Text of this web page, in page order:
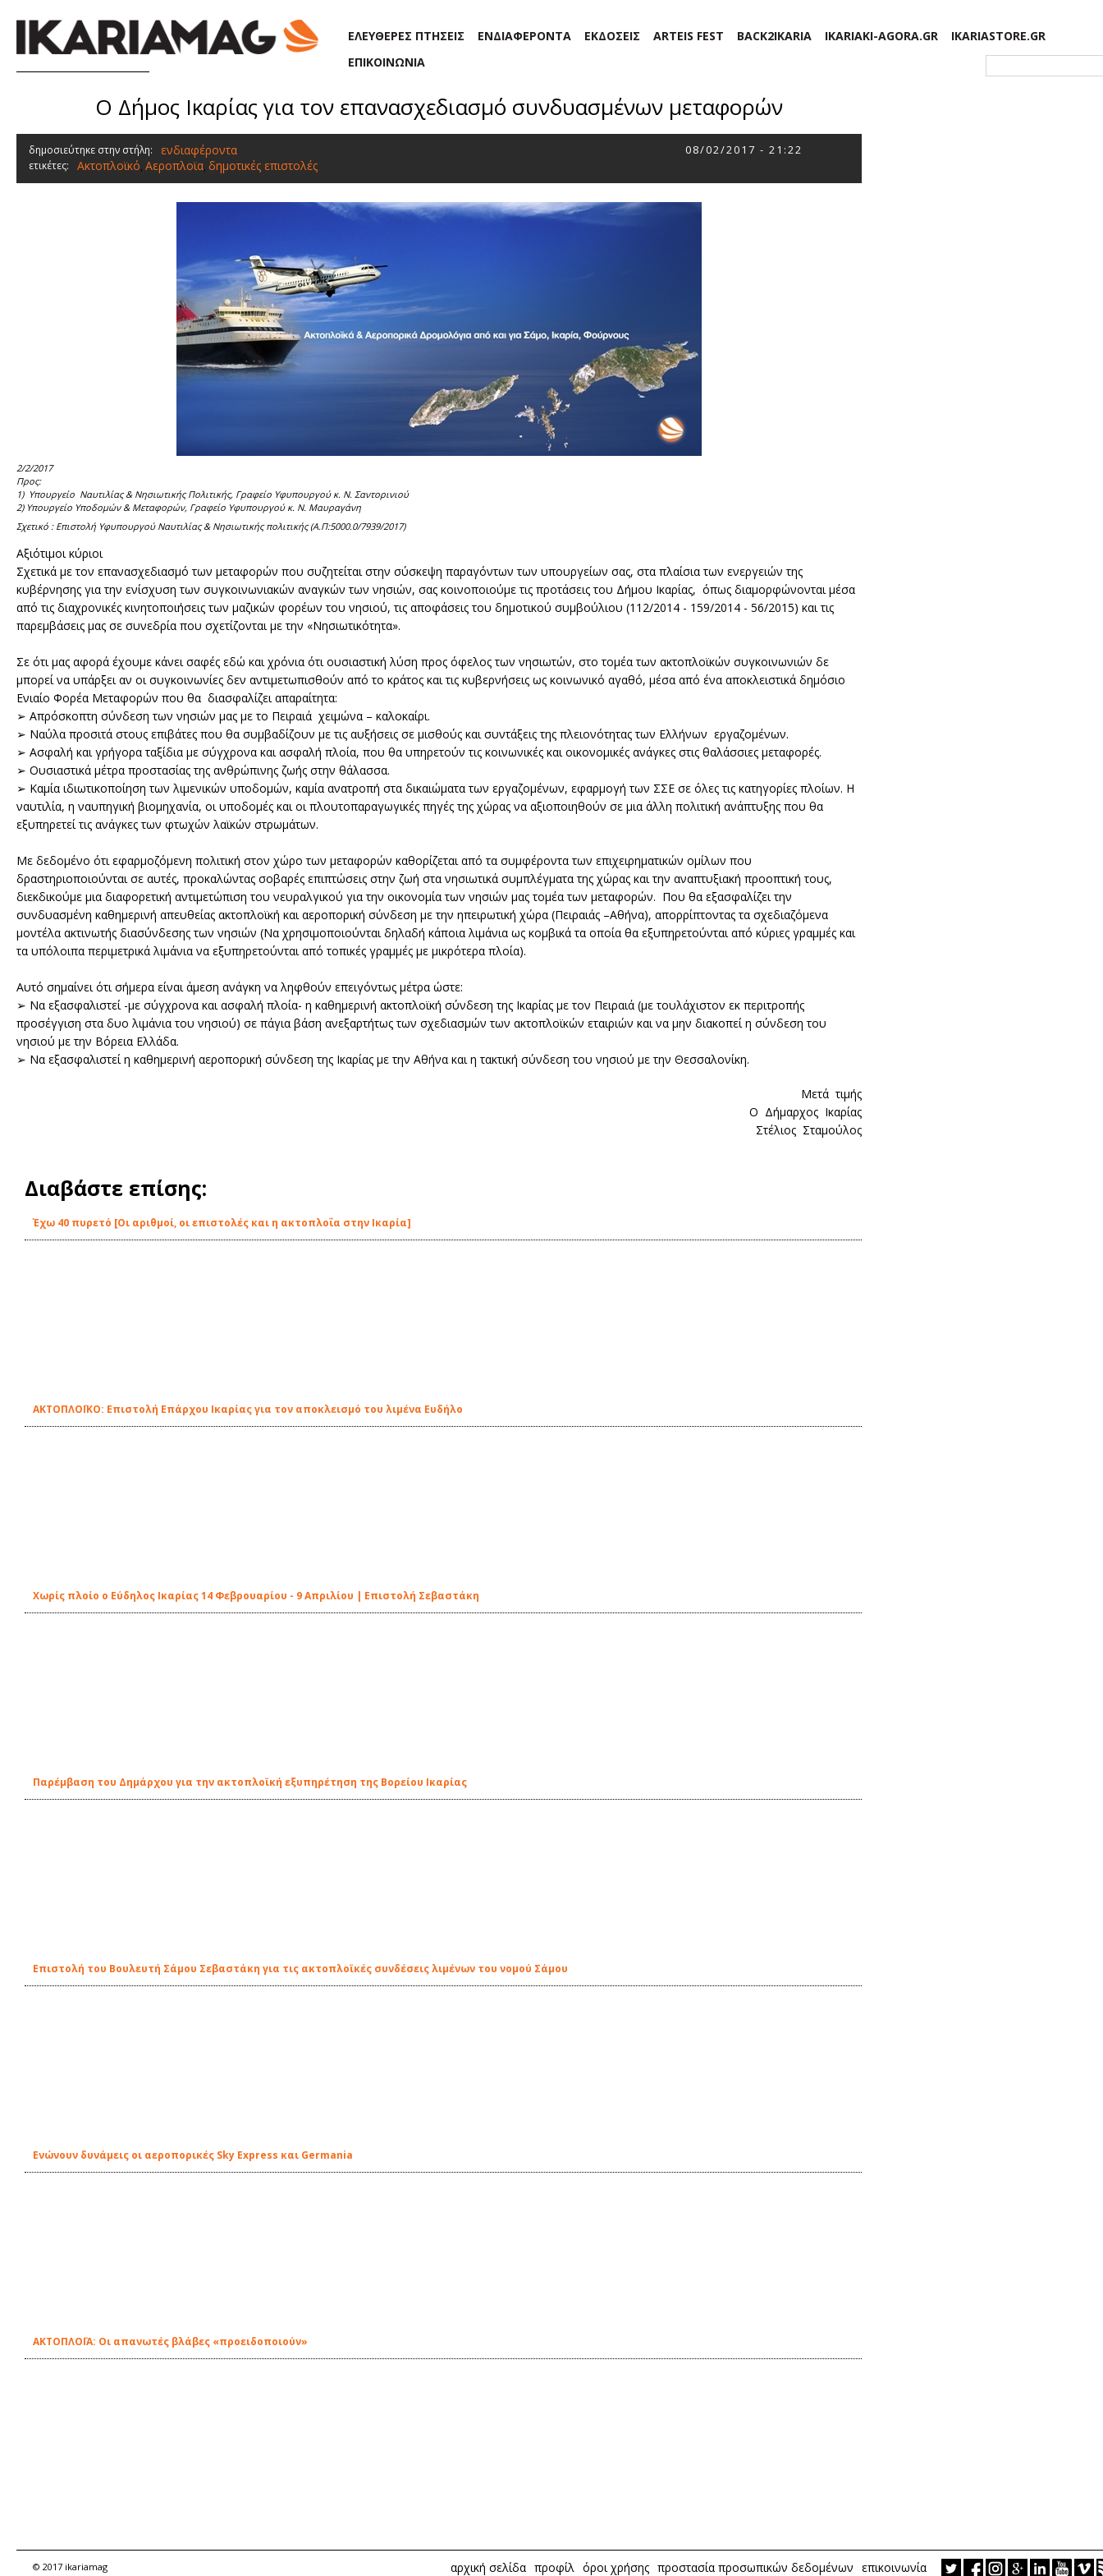
ΕΛΕΥΘΕΡΕΣ ΠΤΗΣΕΙΣ ΕΝΔΙΑΦΕΡΟΝΤΑ ΕΚΔΟΣΕΙΣ ARTEIS FEST BACK2IKARIA IKARIAKI-AGORA.GR
IKARIASTORE.GR
ΕΠΙΚΟΙΝΩΝΙΑ
O Δήμος Ικαρίας για τον επανασχεδιασμό συνδυασμένων μεταφορών
δημοσιεύτηκε στην στήλη: ενδιαφέροντα 08/02/2017 - 21:22
ετικέτες: Ακτοπλοϊκό, Αεροπλοϊα, δημοτικές επιστολές
2/2/2017
Προς:
1) Υπουργείο Ναυτιλίας & Νησιωτικής Πολιτικής, Γραφείο Υφυπουργού κ. Ν. Σαντορινιού
2) Υπουργείο Υποδομών & Μεταφορών, Γραφείο Υφυπουργού κ. Ν. Μαυραγάνη
Σχετικό : Επιστολή Υφυπουργού Ναυτιλίας & Νησιωτικής πολιτικής (Α.Π:5000.0/7939/2017)
Αξιότιμοι κύριοι
Σχετικά με τον επανασχεδιασμό των μεταφορών που συζητείται στην σύσκεψη παραγόντων των υπουργείων σας, στα πλαίσια των ενεργειών της
κυβέρνησης για την ενίσχυση των συγκοινωνιακών αναγκών των νησιών, σας κοινοποιούμε τις προτάσεις του Δήμου Ικαρίας, όπως διαμορφώνονται μέσα
από τις διαχρονικές κινητοποιήσεις των μαζικών φορέων του νησιού, τις αποφάσεις του δημοτικού συμβούλιου (112/2014 - 159/2014 - 56/2015) και τις
παρεμβάσεις μας σε συνεδρία που σχετίζονται με την «Νησιωτικότητα».
Σε ότι μας αφορά έχουμε κάνει σαφές εδώ και χρόνια ότι ουσιαστική λύση προς όφελος των νησιωτών, στο τομέα των ακτοπλοϊκών συγκοινωνιών δε
μπορεί να υπάρξει αν οι συγκοινωνίες δεν αντιμετωπισθούν από το κράτος και τις κυβερνήσεις ως κοινωνικό αγαθό, μέσα από ένα αποκλειστικά δημόσιο
Ενιαίο Φορέα Μεταφορών που θα διασφαλίζει απαραίτητα:
➢ Απρόσκοπτη σύνδεση των νησιών μας με το Πειραιά χειμώνα – καλοκαίρι.
➢ Ναύλα προσιτά στους επιβάτες που θα συμβαδίζουν με τις αυξήσεις σε μισθούς και συντάξεις της πλειονότητας των Ελλήνων εργαζομένων.
➢ Ασφαλή και γρήγορα ταξίδια με σύγχρονα και ασφαλή πλοία, που θα υπηρετούν τις κοινωνικές και οικονομικές ανάγκες στις θαλάσσιες μεταφορές.
➢ Ουσιαστικά μέτρα προστασίας της ανθρώπινης ζωής στην θάλασσα.
➢ Καμία ιδιωτικοποίηση των λιμενικών υποδομών, καμία ανατροπή στα δικαιώματα των εργαζομένων, εφαρμογή των ΣΣΕ σε όλες τις κατηγορίες πλοίων. Η
ναυτιλία, η ναυπηγική βιομηχανία, οι υποδομές και οι πλουτοπαραγωγικές πηγές της χώρας να αξιοποιηθούν σε μια άλλη πολιτική ανάπτυξης που θα
εξυπηρετεί τις ανάγκες των φτωχών λαϊκών στρωμάτων.
Με δεδομένο ότι εφαρμοζόμενη πολιτική στον χώρο των μεταφορών καθορίζεται από τα συμφέροντα των επιχειρηματικών ομίλων που
δραστηριοποιούνται σε αυτές, προκαλώντας σοβαρές επιπτώσεις στην ζωή στα νησιωτικά συμπλέγματα της χώρας και την αναπτυξιακή προοπτική τους,
διεκδικούμε μια διαφορετική αντιμετώπιση του νευραλγικού για την οικονομία των νησιών μας τομέα των μεταφορών. Που θα εξασφαλίζει την
συνδυασμένη καθημερινή απευθείας ακτοπλοϊκή και αεροπορική σύνδεση με την ηπειρωτική χώρα (Πειραιάς –Αθήνα), απορρίπτοντας τα σχεδιαζόμενα
μοντέλα ακτινωτής διασύνδεσης των νησιών (Να χρησιμοποιούνται δηλαδή κάποια λιμάνια ως κομβικά τα οποία θα εξυπηρετούνται από κύριες γραμμές και
τα υπόλοιπα περιμετρικά λιμάνια να εξυπηρετούνται από τοπικές γραμμές με μικρότερα πλοία).
Αυτό σημαίνει ότι σήμερα είναι άμεση ανάγκη να ληφθούν επειγόντως μέτρα ώστε:
➢ Να εξασφαλιστεί -με σύγχρονα και ασφαλή πλοία- η καθημερινή ακτοπλοϊκή σύνδεση της Ικαρίας με τον Πειραιά (με τουλάχιστον εκ περιτροπής
προσέγγιση στα δυο λιμάνια του νησιού) σε πάγια βάση ανεξαρτήτως των σχεδιασμών των ακτοπλοϊκών εταιριών και να μην διακοπεί η σύνδεση του
νησιού με την Βόρεια Ελλάδα.
➢ Να εξασφαλιστεί η καθημερινή αεροπορική σύνδεση της Ικαρίας με την Αθήνα και η τακτική σύνδεση του νησιού με την Θεσσαλονίκη.
Μετά τιμής
Ο Δήμαρχος Ικαρίας
Στέλιος Σταμούλος
Διαβάστε επίσης:
Έχω 40 πυρετό [Οι αριθμοί, οι επιστολές και η ακτοπλοΐα στην Ικαρία]
ΑΚΤΟΠΛΟΪΚΟ: Επιστολή Επάρχου Ικαρίας για τον αποκλεισμό του λιμένα Ευδήλο
Χωρίς πλοίο ο Εύδηλος Ικαρίας 14 Φεβρουαρίου - 9 Απριλίου | Επιστολή Σεβαστάκη
Παρέμβαση του Δημάρχου για την ακτοπλοϊκή εξυπηρέτηση της Βορείου Ικαρίας
Επιστολή του Βουλευτή Σάμου Σεβαστάκη για τις ακτοπλοϊκές συνδέσεις λιμένων του νομού Σάμου
Ενώνουν δυνάμεις οι αεροπορικές Sky Express και Germania
ΑΚΤΟΠΛΟΪΑ: Οι απανωτές βλάβες «προειδοποιούν»
© 2017 ikariamag αρχική σελίδα προφίλ όροι χρήσης προστασία προσωπικών δεδομένων επικοινωνία